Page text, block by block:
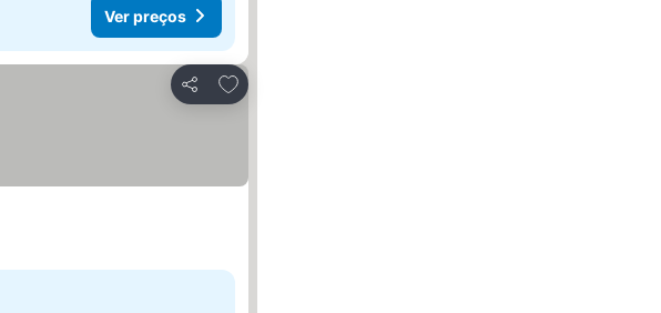
Ver preços
Partilhar
Adicionar aos favoritos